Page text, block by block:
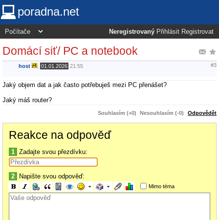
poradna.net
Neregistrovaný Přihlásit Registrovat
Domácí siť/ PC a notebook
host 01.01.2026 21:55 #3
Jaký objem dat a jak často potřebuješ mezi PC přenášet?
Jaký máš router?
Souhlasím (+0) Nesouhlasím (-0) Odpovědět
Reakce na odpověď
1 Zadajte svou přezdívku:
2 Napište svou odpověď:
Mimo téma